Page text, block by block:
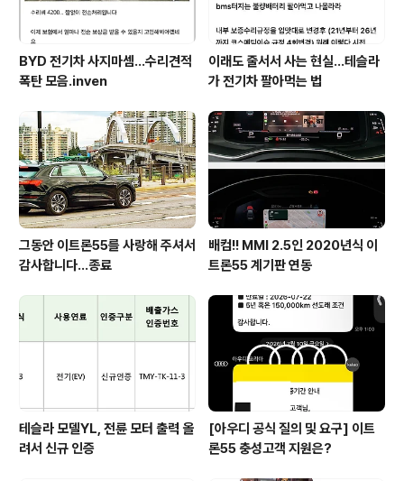
BYD 전기차 사지마셈...수리견적
폭탄 모음.inven
이래도 줄서서 사는 현실…테슬라
가 전기차 팔아먹는 법
그동안 이트론55를 사랑해 주셔서
감사합니다...종료
배컴!! MMI 2.5인 2020년식 이
트론55 계기판 연동
테슬라 모델YL, 전륜 모터 출력 올
려서 신규 인증
[아우디 공식 질의 및 요구] 이트
론55 충성고객 지원은?